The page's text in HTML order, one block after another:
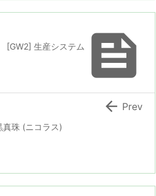

[GW2] 生産システム
真珠 (ニコラス)
 Prev